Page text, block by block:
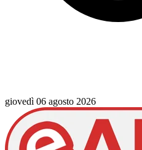
giovedì 06 agosto 2026